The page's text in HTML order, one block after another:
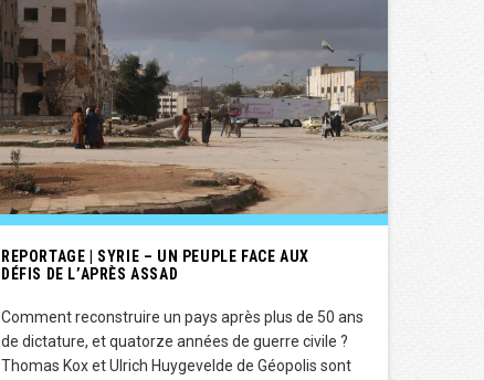
REPORTAGE | SYRIE – UN PEUPLE FACE AUX
DÉFIS DE L’APRÈS ASSAD
Comment reconstruire un pays après plus de 50 ans
de dictature, et quatorze années de guerre civile ?
Thomas Kox et Ulrich Huygevelde de Géopolis sont